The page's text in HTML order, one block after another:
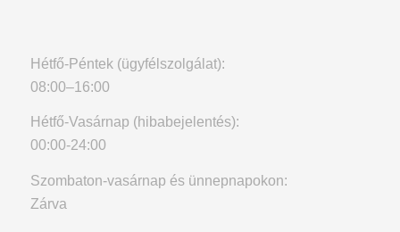
Hétfő-Péntek (ügyfélszolgálat):
08:00–16:00
Hétfő-Vasárnap (hibabejelentés):
00:00-24:00
Szombaton-vasárnap és ünnepnapokon:
Zárva